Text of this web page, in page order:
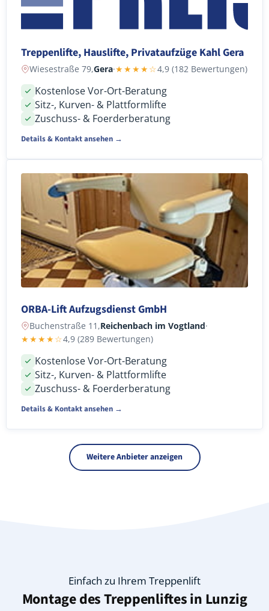
Treppenlifte, Hauslifte, Privataufzüge Kahl Gera
Wiesestraße 79,Gera·★★★★☆4,9 (182 Bewertungen)
Kostenlose Vor-Ort-Beratung
Sitz-, Kurven- & Plattformlifte
Zuschuss- & Foerderberatung
Details & Kontakt ansehen →
ORBA-Lift Aufzugsdienst GmbH
Buchenstraße 11,Reichenbach im Vogtland·
★★★★☆4,9 (289 Bewertungen)
Kostenlose Vor-Ort-Beratung
Sitz-, Kurven- & Plattformlifte
Zuschuss- & Foerderberatung
Details & Kontakt ansehen →
Weitere Anbieter anzeigen
Einfach zu Ihrem Treppenlift
Montage des Treppenliftes in Lunzig